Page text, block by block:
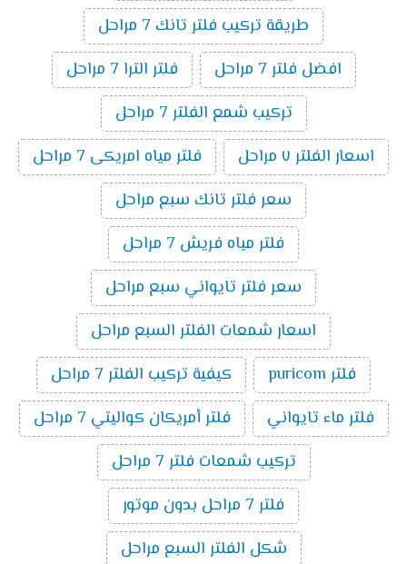
طريقة تركيب فلتر تانك 7 مراحل
افضل فلتر 7 مراحل
فلتر الترا 7 مراحل
تركيب شمع الفلتر 7 مراحل
اسعار الفلتر ٧ مراحل
فلتر مياه امريكى 7 مراحل
سعر فلتر تانك سبع مراحل
فلتر مياه فريش 7 مراحل
سعر فلتر تايواني سبع مراحل
اسعار شمعات الفلتر السبع مراحل
فلتر puricom
كيفية تركيب الفلتر 7 مراحل
فلتر ماء تايواني
فلتر أمريكان كواليتي 7 مراحل
تركيب شمعات فلتر 7 مراحل
فلتر 7 مراحل بدون موتور
شكل الفلتر السبع مراحل